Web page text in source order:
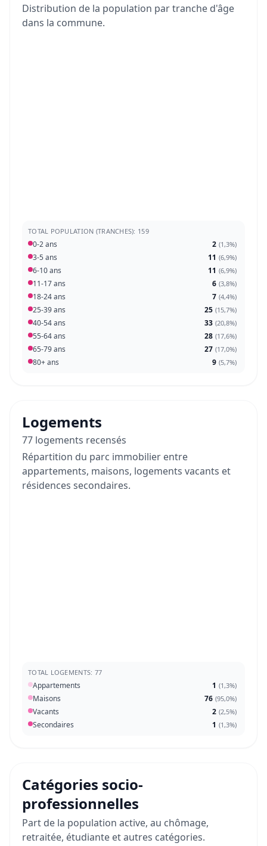
Distribution de la population par tranche d'âge
dans la commune.
TOTAL POPULATION (TRANCHES): 159
0-2 ans 2 (1,3%)
3-5 ans 11 (6,9%)
6-10 ans 11 (6,9%)
11-17 ans 6 (3,8%)
18-24 ans 7 (4,4%)
25-39 ans 25 (15,7%)
40-54 ans 33 (20,8%)
55-64 ans 28 (17,6%)
65-79 ans 27 (17,0%)
80+ ans 9 (5,7%)
Logements
77 logements recensés
Répartition du parc immobilier entre
appartements, maisons, logements vacants et
résidences secondaires.
TOTAL LOGEMENTS: 77
Appartements 1 (1,3%)
Maisons 76 (95,0%)
Vacants 2 (2,5%)
Secondaires 1 (1,3%)
Catégories socio-
professionnelles
Part de la population active, au chômage,
retraitée, étudiante et autres catégories.